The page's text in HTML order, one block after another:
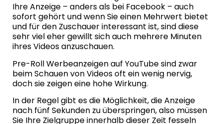
Ihre Anzeige – anders als bei Facebook – auch
sofort gehört und wenn Sie einen Mehrwert bietet
und für den Zuschauer interessant ist, sind diese
sehr viel eher gewillt sich auch mehrere Minuten
ihres Videos anzuschauen.
Pre-Roll Werbeanzeigen auf YouTube sind zwar
beim Schauen von Videos oft ein wenig nervig,
doch sie zeigen eine hohe Wirkung.
In der Regel gibt es die Möglichkeit, die Anzeige
nach fünf Sekunden zu überspringen, also müssen
Sie Ihre Zielgruppe innerhalb dieser Zeit fesseln